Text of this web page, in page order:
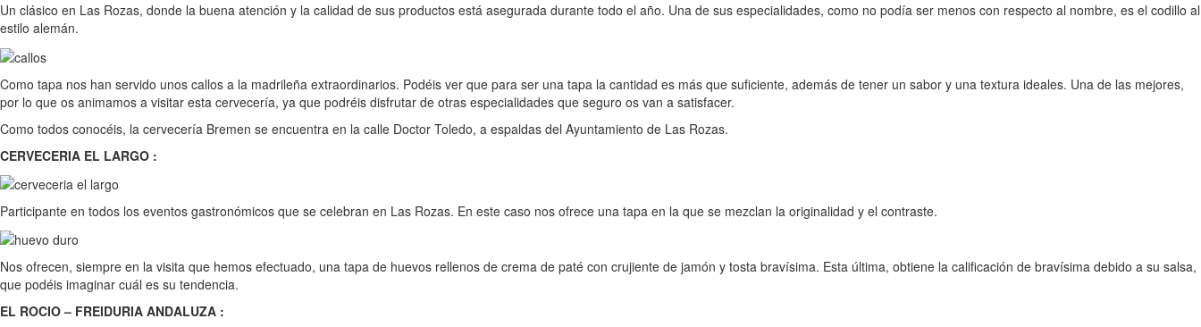
Un clásico en Las Rozas, donde la buena atención y la calidad de sus productos está asegurada durante todo el año. Una de sus especialidades, como no podía ser menos con respecto al nombre, es el codillo al
estilo alemán.
Como tapa nos han servido unos callos a la madrileña extraordinarios. Podéis ver que para ser una tapa la cantidad es más que suficiente, además de tener un sabor y una textura ideales. Una de las mejores,
por lo que os animamos a visitar esta cervecería, ya que podréis disfrutar de otras especialidades que seguro os van a satisfacer.
Como todos conocéis, la cervecería Bremen se encuentra en la calle Doctor Toledo, a espaldas del Ayuntamiento de Las Rozas.
CERVECERIA EL LARGO :
Participante en todos los eventos gastronómicos que se celebran en Las Rozas. En este caso nos ofrece una tapa en la que se mezclan la originalidad y el contraste.
Nos ofrecen, siempre en la visita que hemos efectuado, una tapa de huevos rellenos de crema de paté con crujiente de jamón y tosta bravísima. Esta última, obtiene la calificación de bravísima debido a su salsa,
que podéis imaginar cuál es su tendencia.
EL ROCIO – FREIDURIA ANDALUZA :